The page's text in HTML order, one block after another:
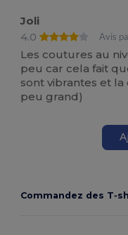
Joli
4.0
Avis
Les coutures au
peu car cela fait
sont vibrantes et
peu grand)
Commandez des